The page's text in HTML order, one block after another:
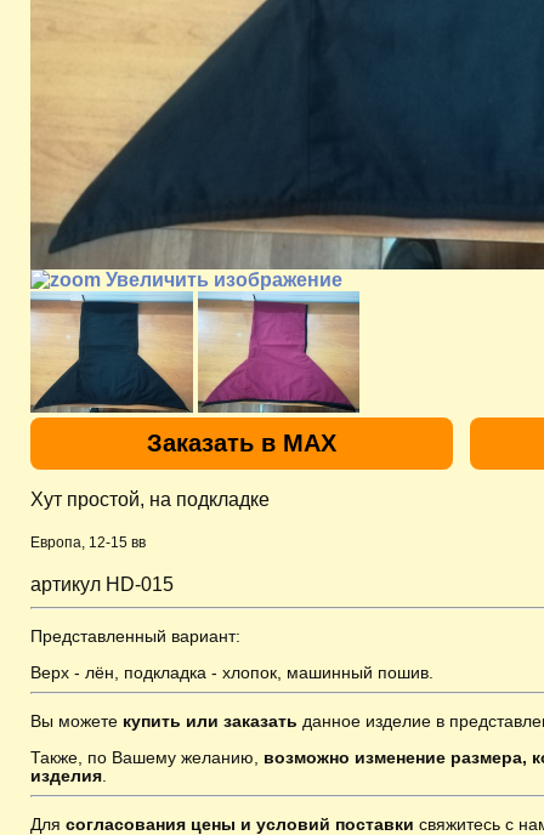
Увеличить изображение
Заказать в MAX
Хут простой, на подкладке
Европа, 12-15 вв
артикул HD-015
Представленный вариант:
Верх - лён, подкладка - хлопок, машинный пошив.
Вы можете купить или заказать данное изделие в
Также, по Вашему желанию, возможно изменение размера,
изделия
Для согласования цены и условий поставки свяжитесь с